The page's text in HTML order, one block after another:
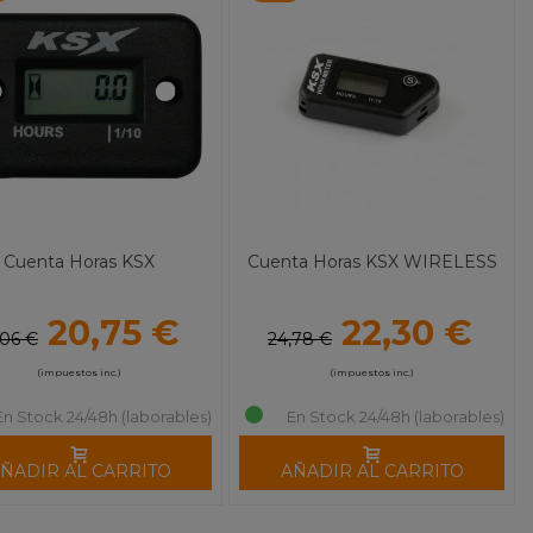
Cuenta Horas KSX
€ 20,75 €
(impuestos inc.)
Stock 24/48h (laborables)
AL CARRITO
Cuenta Horas KSX WIRELESS
24,78 € 22,30 €
(impuestos inc.)
En Stock 24/48h (laborables)
AÑADIR AL CARRITO